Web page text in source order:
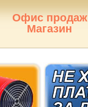
Офис продаж
Магазин